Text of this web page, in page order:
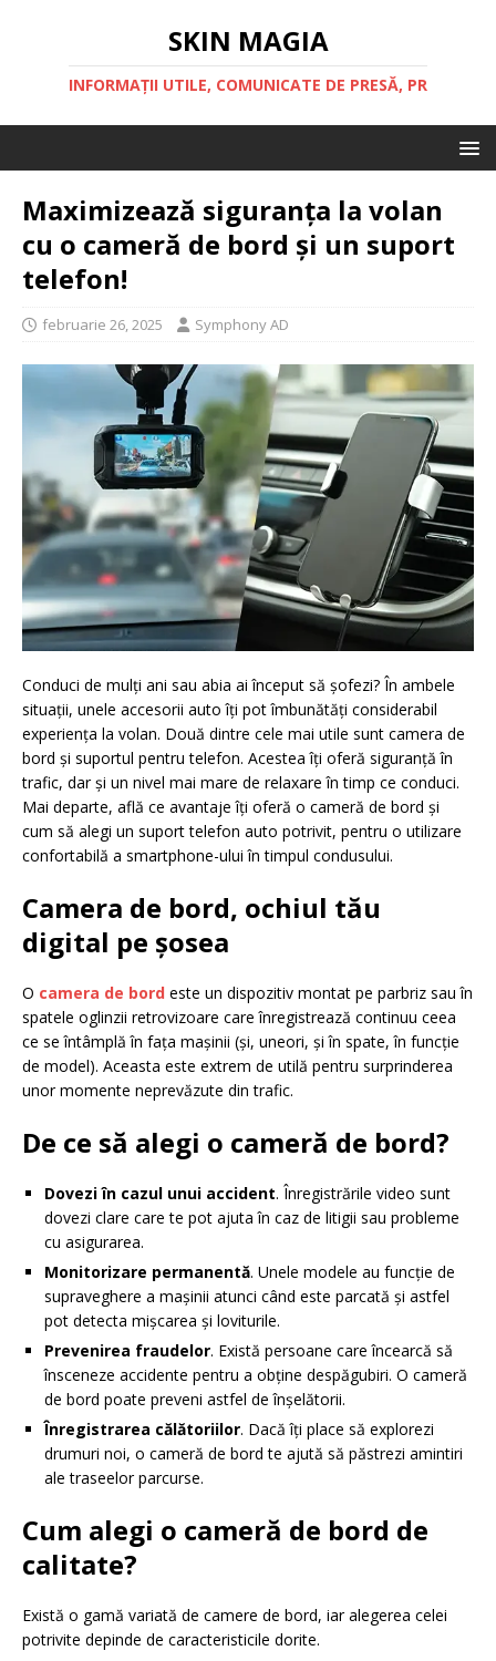
SKIN MAGIA
INFORMAȚII UTILE, COMUNICATE DE PRESĂ, PR
Maximizează siguranța la volan
cu o cameră de bord și un suport
telefon!
februarie 26, 2025 Symphony AD
Conduci de mulți ani sau abia ai început să șofezi? În ambele
situații, unele accesorii auto îți pot îmbunătăți considerabil
experiența la volan. Două dintre cele mai utile sunt camera de
bord și suportul pentru telefon. Acestea îți oferă siguranță în
trafic, dar și un nivel mai mare de relaxare în timp ce conduci.
Mai departe, află ce avantaje îți oferă o cameră de bord și
cum să alegi un suport telefon auto potrivit, pentru o utilizare
confortabilă a smartphone-ului în timpul condusului.
Camera de bord, ochiul tău
digital pe șosea
O camera de bord este un dispozitiv montat pe parbriz sau în
spatele oglinzii retrovizoare care înregistrează continuu ceea
ce se întâmplă în fața mașinii (și, uneori, și în spate, în funcție
de model). Aceasta este extrem de utilă pentru surprinderea
unor momente neprevăzute din trafic.
De ce să alegi o cameră de bord?
Dovezi în cazul unui accident. Înregistrările video sunt
dovezi clare care te pot ajuta în caz de litigii sau probleme
cu asigurarea.
Monitorizare permanentă. Unele modele au funcție de
supraveghere a mașinii atunci când este parcată și astfel
pot detecta mișcarea și loviturile.
Prevenirea fraudelor. Există persoane care încearcă să
însceneze accidente pentru a obține despăgubiri. O cameră
de bord poate preveni astfel de înșelătorii.
Înregistrarea călătoriilor. Dacă îți place să explorezi
drumuri noi, o cameră de bord te ajută să păstrezi amintiri
ale traseelor parcurse.
Cum alegi o cameră de bord de
calitate?
Există o gamă variată de camere de bord, iar alegerea celei
potrivite depinde de caracteristicile dorite.